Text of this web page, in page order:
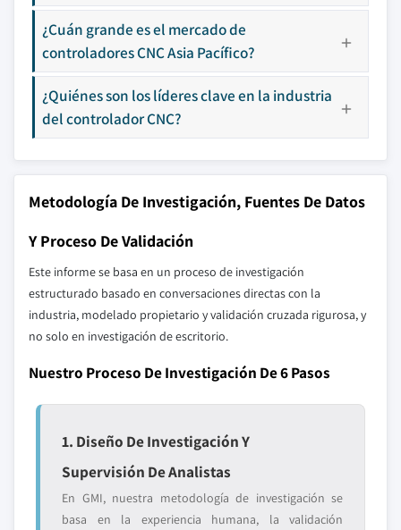
¿Cuán grande es el mercado de
controladores CNC Asia Pacífico?
¿Quiénes son los líderes clave en la industria
del controlador CNC?
Metodología De Investigación, Fuentes De Datos
Y Proceso De Validación
Este informe se basa en un proceso de investigación
estructurado basado en conversaciones directas con la
industria, modelado propietario y validación cruzada rigurosa, y
no solo en investigación de escritorio.
Nuestro Proceso De Investigación De 6 Pasos
1. Diseño De Investigación Y
Supervisión De Analistas
En GMI, nuestra metodología de investigación se
basa en la experiencia humana, la validación